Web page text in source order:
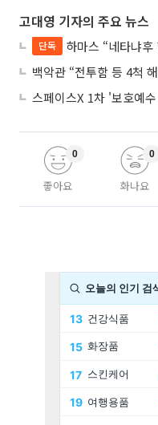
고대영 기자의 주요 뉴스
단독
하마스 “네타냐후
좋아요
0
화나요
0